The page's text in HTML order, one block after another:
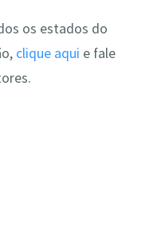
os estados do
clique aqui e fale